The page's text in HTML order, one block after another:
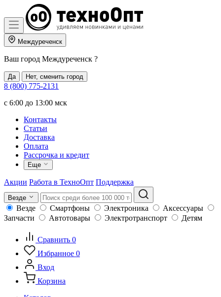
Междуреченск
Ваш город Междуреченск ?
Да Нет, сменить город
8 (800) 775-2131
c 6:00 до 13:00 мск
Контакты
Статьи
Доставка
Оплата
Рассрочка и кредит
Еще
Акции Работа в ТехноОпт Поддержка
Везде
Везде Смартфоны Электроника
Аксессуары
Запчасти
Автотовары Электротранспорт Детям
Сравнить 0
Избранное 0
Вход
Корзина